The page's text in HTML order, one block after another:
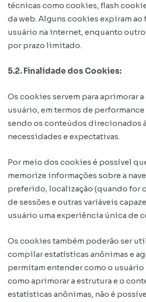
técnicas como cookies, flash
da web. Alguns cookies expiram ao
usuário na internet, enquanto
por prazo limitado.
5.2. Finalidade dos Cookies:
Os cookies servem para aprimorar
usuário, em termos de
sendo os conteúdos direcionados
necessidades e expectativas.
Por meio dos cookies é possível
memorize informações sobre a
preferido, localização (quando for
de sessões e outras variáveis
usuário uma experiência única de
Os cookies também poderão ser
compilar estatísticas anônimas e
permitam entender como o
como aprimorar a estrutura e o
estatísticas anônimas, não é